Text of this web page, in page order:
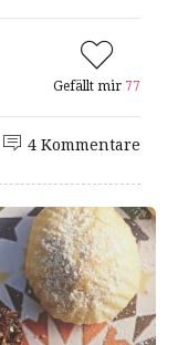
Gefällt mir 77
4 Kommentare